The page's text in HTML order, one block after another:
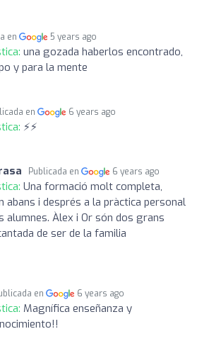
en 5 years ago
una gozada haberlos encontrado,
y para la mente
en 6 years ago
⚡️⚡️
Publicada en 6 years ago
Una formació molt completa,
abans i després a la pràctica personal
alumnes. Àlex i Or són dos grans
de ser de la familia
en 6 years ago
Magnífica enseñanza y